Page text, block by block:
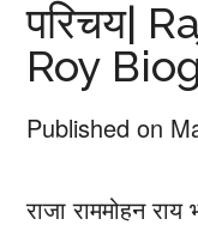
परिचय|
Roy
Published on
राजा राममोहन